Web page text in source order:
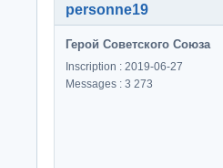
personne19
Герой Советского Союза
Inscription : 2019-06-27
Messages : 3 273